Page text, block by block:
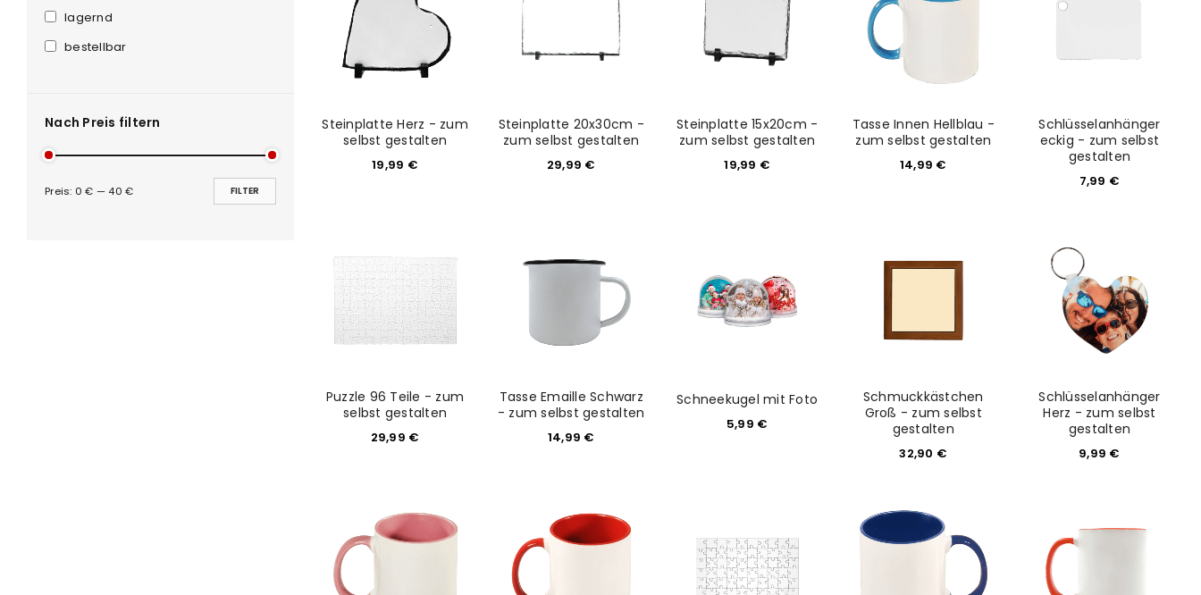
Benutzername oder E-Mail-Adresse
Anmeldeformular geschützt durch
WP Captcha
Angemeldet bleiben
Ein Link zum Erstellen eines neuen Passworts wird an deine E-
Please select all the ways you would like to hear from us
lagernd
bestellbar
Nach Preis filtern
FILTER
Preis: 0 € — 40 €
Steinplatte Herz - zum
selbst gestalten
19,99 €
Steinplatte 20x30cm -
zum selbst gestalten
29,99 €
Steinplatte 15x20cm -
zum selbst gestalten
19,99 €
Tasse Innen Hellblau -
zum selbst gestalten
14,99 €
Schlüsselanhänger
eckig - zum selbst
gestalten
7,99 €
Puzzle 96 Teile - zum
selbst gestalten
29,99 €
Tasse Emaille Schwarz
- zum selbst gestalten
14,99 €
Schneekugel mit Foto
5,99 €
Schmuckkästchen
Groß - zum selbst
gestalten
32,90 €
Schlüsselanhänger
Herz - zum selbst
gestalten
9,99 €